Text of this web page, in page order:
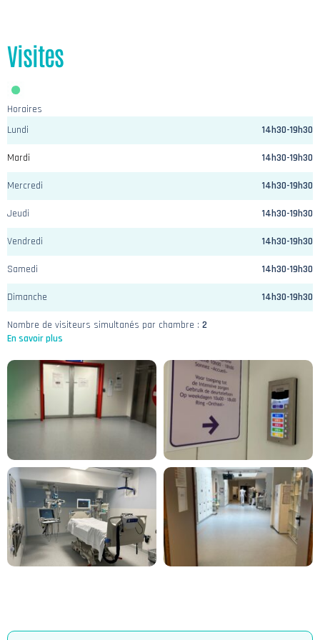
Visites
Horaires
Lundi
14h30-19h30
Mardi 14h30-19h30
Mercredi 14h30-19h30
Jeudi 14h30-19h30
Vendredi 14h30-19h30
Samedi 14h30-19h30
Dimanche 14h30-19h30
Nombre de visiteurs simultanés par chambre : 2
En savoir plus